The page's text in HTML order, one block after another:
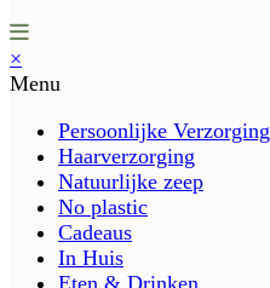
×
Menu
Persoonlijke Verzorging
Haarverzorging
Natuurlijke zeep
No plastic
Cadeaus
In Huis